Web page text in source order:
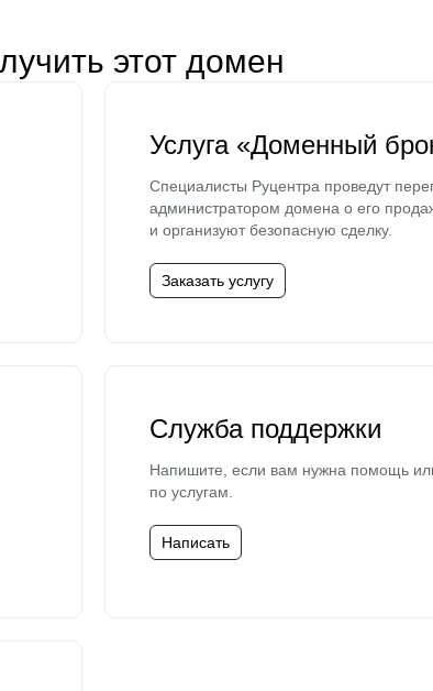
этот домен
Услуга «Доменный
Специалисты Руцентра проведут
администратором домена о его
и организуют безопасную сделку.
Заказать услугу
Служба поддержки
Напишите, если вам нужна помощь
по услугам.
Написать